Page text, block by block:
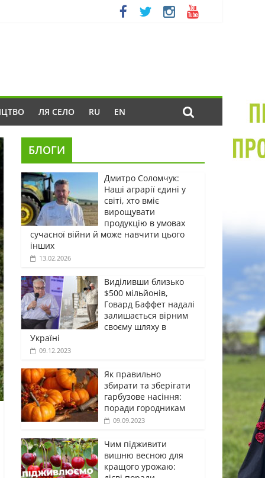
ЛЯ СЕЛО RU EN
БЛОГИ
Дмитро Соломчук:
Наші аграрії єдині у
світі, хто вміє
вирощувати
продукцію в умовах
сучасної війни й може навчити цього
інших
13.02.2026
Виділивши близько
$500 мільйонів,
Говард Баффет надалі
залишається вірним
своєму шляху в
Україні
09.12.2023
Як правильно
збирати та зберігати
гарбузове насіння:
поради городникам
09.09.2023
Чим підживити
вишню весною для
кращого урожаю: